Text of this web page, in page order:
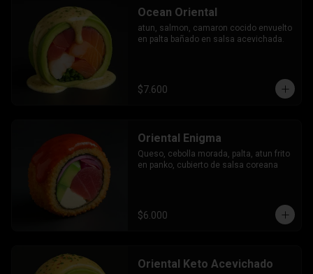
Ocean Oriental
atun, salmon, camaron cocido envuelto
en palta bañado en salsa acevichada.
$7.600
Oriental Enigma
Queso, cebolla morada, palta, atun frito
en panko, cubierto de salsa coreana
$6.000
Oriental Keto Acevichado